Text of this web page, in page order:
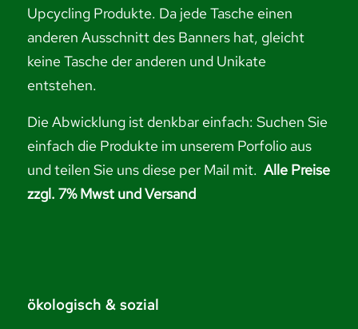
Upcycling Produkte. Da jede Tasche einen
anderen Ausschnitt des Banners hat, gleicht
keine Tasche der anderen und Unikate
entstehen.
Die Abwicklung ist denkbar einfach: Suchen Sie
einfach die Produkte im unserem Porfolio aus
undteilen Sie uns diese per Mail mit. Alle Preise
zzgl. 7% Mwst und Versand
ökologisch & sozial